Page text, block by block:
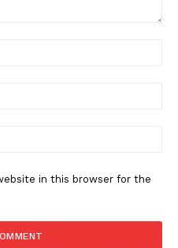
in this browser for the